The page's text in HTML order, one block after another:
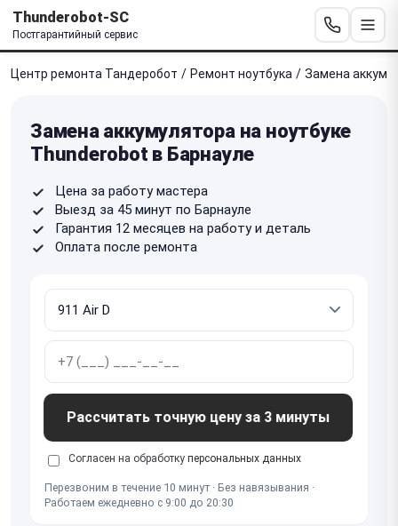
Thunderobot-SC
Постгарантийный сервис
Центр ремонта Тандеробот / Ремонт ноутбука / Замена
Замена аккумулятора на ноутбуке
Thunderobot в Барнауле
Цена за работу мастера
Выезд за 45 минут по Барнауле
Гарантия 12 месяцев на работу и деталь
Оплата после ремонта
Рассчитать точную цену за 3 минуты
Согласен на обработку персональных данных
Перезвоним в течение 10 минут · Без навязывания ·
Работаем ежедневно с 9:00 до 20:30